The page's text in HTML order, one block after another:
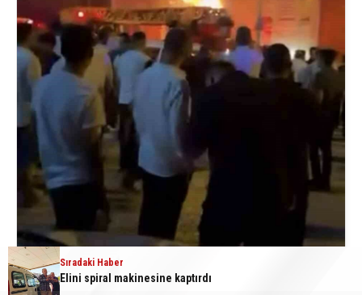
Sıradaki Haber
Elini spiral makinesine kaptırdı